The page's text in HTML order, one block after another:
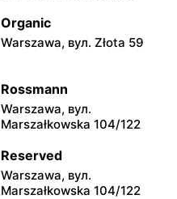
Kaczorowskiego 4
TEDi
вул. Dzieci Polskich 26
TEDi
TEDi
Organic
Warszawa, вул. Złota 59
Rossmann
Warszawa, вул.
Marszałkowska 104/122
Reserved
Warszawa, вул.
Marszałkowska 104/122